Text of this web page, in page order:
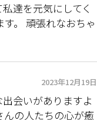
達を元気にしてく
。 頑張れなおちゃ
2023年12月19日
会いがありますよ
んの人たちの心が癒